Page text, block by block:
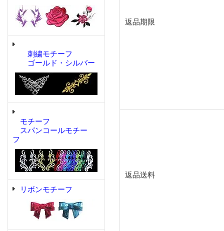
刺繍モチーフ
ゴールド・シルバー
モチーフ
スパンコールモチー
フ
リボンモチーフ
返品期限
返品送料